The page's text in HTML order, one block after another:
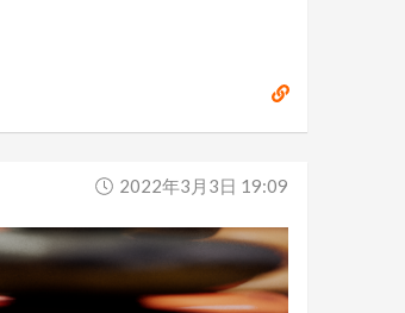
2022年3月3日 19:09